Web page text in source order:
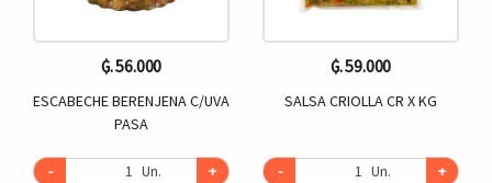
₲. 56.000
ESCABECHE BERENJENA C/UVA
PASA
- Un. +
₲. 59.000
SALSA CRIOLLA CR X KG
- Un. +